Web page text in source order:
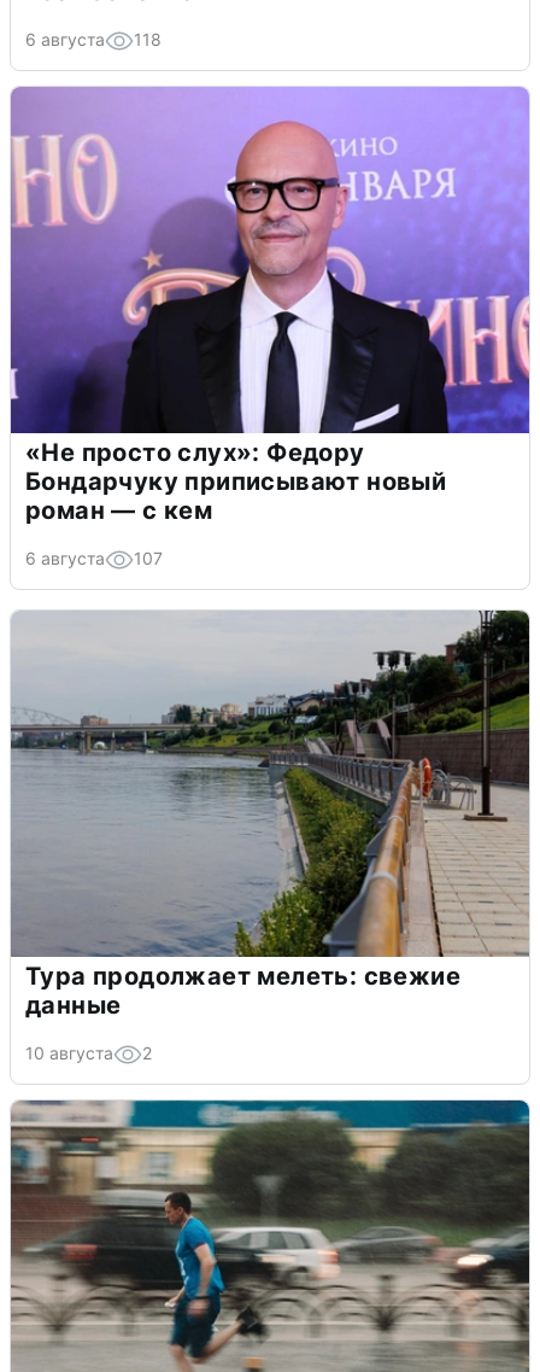
6 августа 118
«Не просто слух»: Федору
Бондарчуку приписывают новый
роман — с кем
6 августа 107
Тура продолжает мелеть: свежие
данные
10 августа 2